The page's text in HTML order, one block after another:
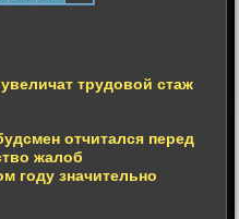
трудовой стаж
отчитался перед
жалоб
году значительно